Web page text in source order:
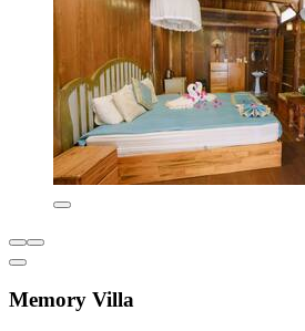
Memory Villa